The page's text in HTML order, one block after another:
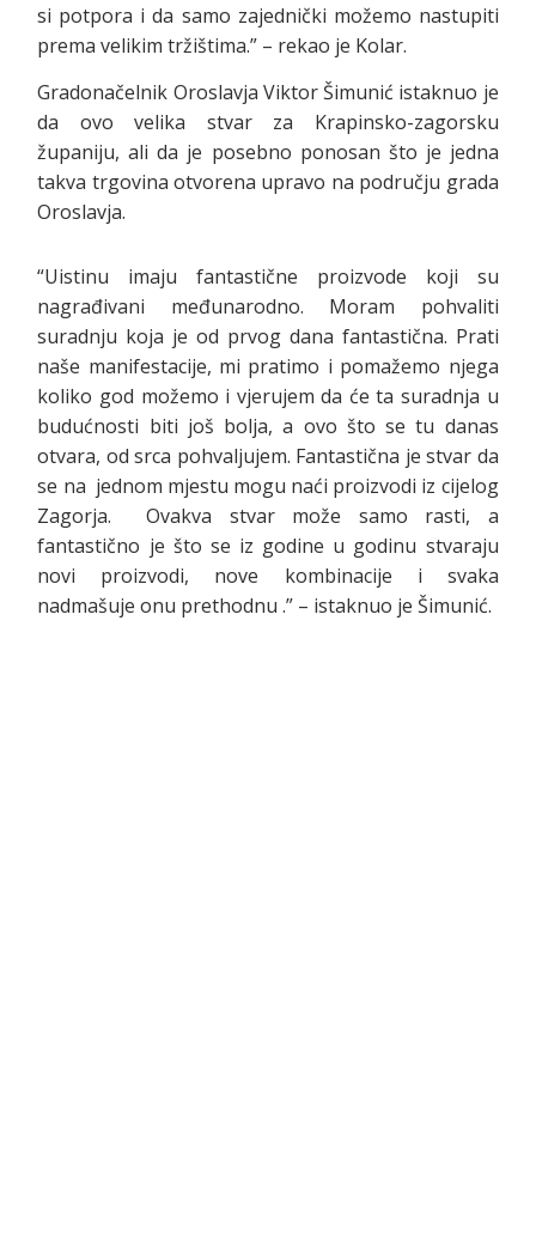
si potpora i da samo zajednički možemo nastupiti
prema velikim tržištima.” – rekao je Kolar.
Gradonačelnik Oroslavja Viktor Šimunić istaknuo je
da ovo velika stvar za Krapinsko-zagorsku
županiju, ali da je posebno ponosan što je jedna
takva trgovina otvorena upravo na području grada
Oroslavja.
“Uistinu imaju fantastične proizvode koji su
nagrađivani međunarodno. Moram pohvaliti
suradnju koja je od prvog dana fantastična. Prati
naše manifestacije, mi pratimo i pomažemo njega
koliko god možemo i vjerujem da će ta suradnja u
budućnosti biti još bolja, a ovo što se tu danas
otvara, od srca pohvaljujem. Fantastična je stvar da
se na jednom mjestu mogu naći proizvodi iz cijelog
Zagorja. Ovakva stvar može samo rasti, a
fantastično je što se iz godine u godinu stvaraju
novi proizvodi, nove kombinacije i svaka
nadmašuje onu prethodnu .” – istaknuo je Šimunić.